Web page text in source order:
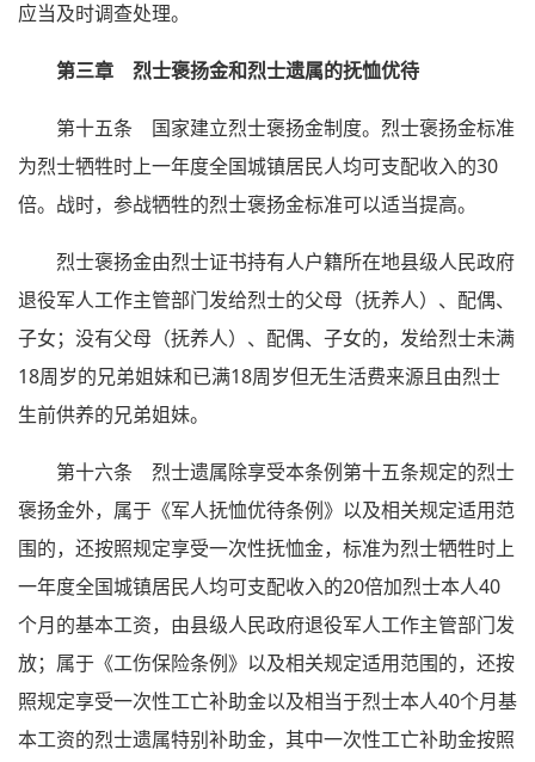
应当及时调查处理。
第三章 烈士褒扬金和烈士遗属的抚恤优待
第十五条 国家建立烈士褒扬金制度。烈士褒扬金标准
为烈士牺牲时上一年度全国城镇居民人均可支配收入的30
倍。战时，参战牺牲的烈士褒扬金标准可以适当提高。
烈士褒扬金由烈士证书持有人户籍所在地县级人民政府
退役军人工作主管部门发给烈士的父母（抚养人）、配偶、
子女；没有父母（抚养人）、配偶、子女的，发给烈士未满
18周岁的兄弟姐妹和已满18周岁但无生活费来源且由烈士
生前供养的兄弟姐妹。
第十六条 烈士遗属除享受本条例第十五条规定的烈士
褒扬金外，属于《军人抚恤优待条例》以及相关规定适用范
围的，还按照规定享受一次性抚恤金，标准为烈士牺牲时上
一年度全国城镇居民人均可支配收入的20倍加烈士本人40
个月的基本工资，由县级人民政府退役军人工作主管部门发
放；属于《工伤保险条例》以及相关规定适用范围的，还按
照规定享受一次性工亡补助金以及相当于烈士本人40个月基
本工资的烈士遗属特别补助金，其中一次性工亡补助金按照